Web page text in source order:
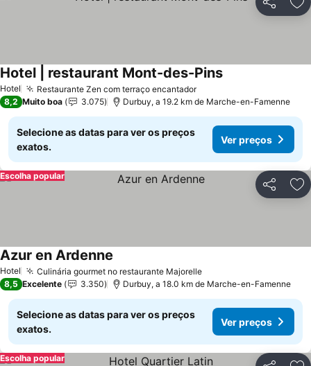
Partilhar
Hotel Restaurante Zen com terraço encantador
Hotel | restaurant Mont-des-Pins
8,2 Muito boa 3.075 Durbuy, a 19.2 km de Marche-en-Famenne
Selecione as datas para ver os preços
exatos.
Ver preços
Partilhar
Escolha popular
Hotel Culinária gourmet no restaurante Majorelle
Azur en Ardenne
8,5 Excelente 3.350 Durbuy, a 18.0 km de Marche-en-Famenne
Selecione as datas para ver os preços
exatos.
Ver preços
Escolha popular